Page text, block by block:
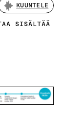
KUUNTELE
SISÄLTÄÄ